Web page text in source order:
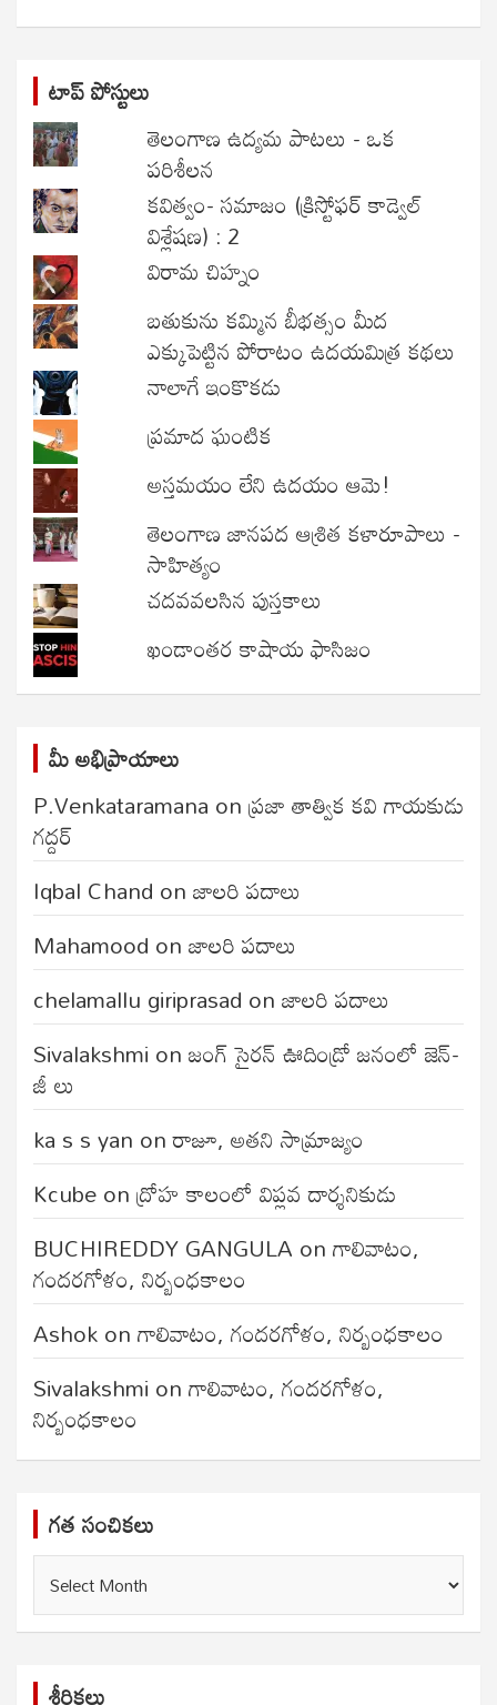
టాప్ పోస్టులు
తెలంగాణ ఉద్యమ పాటలు - ఒక
పరిశీలన
కవిత్వం- సమాజం (క్రిస్టోఫర్ కాడ్వెల్
విశ్లేషణ) : 2
విరామ చిహ్నం
బతుకును కమ్మిన బీభత్సం మీద
ఎక్కుపెట్టిన పోరాటం ఉదయమిత్ర కథలు
నాలాగే ఇంకొకడు
ప్రమాద ఘంటిక
అస్తమయం లేని ఉదయం ఆమె!
తెలంగాణ జానపద ఆశ్రిత కళారూపాలు -
సాహిత్యం
చదవవలసిన పుస్తకాలు
ఖండాంతర కాషాయ ఫాసిజం
మీ అభిప్రాయాలు
P.Venkataramana onప్రజా తాత్విక కవి గాయకుడు
గద్దర్
Iqbal Chand onజాలరి పదాలు
Mahamood onజాలరి పదాలు
chelamallu giriprasad onజాలరి పదాలు
Sivalakshmi onజంగ్‌ సైరన్‌ ఊదిండ్రో జనంలో జెన్-
జీ లు
ka s s yan onరాజూ, అతని సామ్రాజ్యం
Kcubeonద్రోహ కాలంలో విప్లవ దార్శనికుడు
BUCHIREDDY GANGULA onగాలివాటం,
గందరగోళం, నిర్బంధకాలం
Ashokonగాలివాటం, గందరగోళం, నిర్బంధకాలం
Sivalakshmi onగాలివాటం, గందరగోళం,
నిర్బంధకాలం
గత సంచికలు
గత
సంచికలు
శీర్షికలు